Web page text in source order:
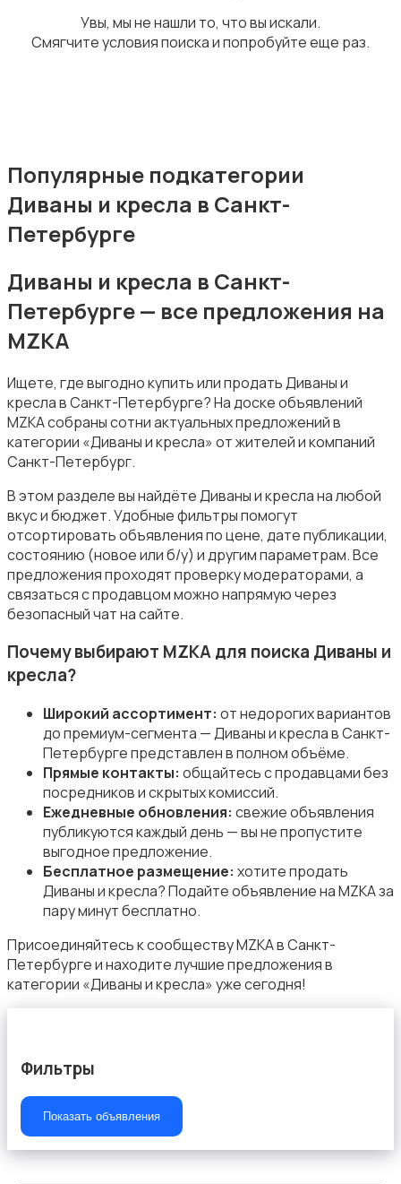
Оформление интерьера
Охрана и сигнализации
Подставки и тумбы
Посуда
Растения и семена
Сад и огород
Садовая мебель
Столы и стулья
Текстиль и ковры
Увы, мы не нашли то, что вы искали.
Смягчите условия поиска и попробуйте еще раз.
Популярные подкатегории
Диваны и кресла в Санкт-
Петербурге
Диваны и кресла в Санкт-
Петербурге — все предложения на
MZKA
Ищете, где выгодно купить или продать Диваны и
кресла в Санкт-Петербурге? На доске объявлений
MZKA собраны сотни актуальных предложений в
категории «Диваны и кресла» от жителей и компаний
Санкт-Петербург.
В этом разделе вы найдёте Диваны и кресла на любой
вкус и бюджет. Удобные фильтры помогут
отсортировать объявления по цене, дате публикации,
состоянию (новое или б/у) и другим параметрам. Все
предложения проходят проверку модераторами, а
связаться с продавцом можно напрямую через
безопасный чат на сайте.
Почему выбирают MZKA для поиска Диваны и
кресла?
Широкий ассортимент: от недорогих вариантов
до премиум-сегмента — Диваны и кресла в Санкт-
Петербурге представлен в полном объёме.
Прямые контакты: общайтесь с продавцами без
посредников и скрытых комиссий.
Ежедневные обновления: свежие объявления
публикуются каждый день — вы не пропустите
выгодное предложение.
Бесплатное размещение: хотите продать
Диваны и кресла? Подайте объявление на MZKA за
пару минут бесплатно.
Присоединяйтесь к сообществу MZKA в Санкт-
Петербурге и находите лучшие предложения в
категории «Диваны и кресла» уже сегодня!
Фильтры
Показать объявления